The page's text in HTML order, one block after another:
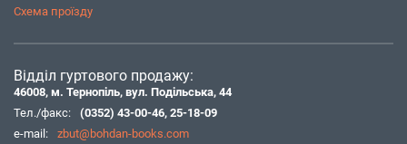
Схема проїзду
Відділ гуртового продажу:
46008, м. Тернопіль, вул. Подільська, 44
Тел./факс:
(0352) 43-00-46, 25-18-09
e-mail:
zbut@bohdan-books.com